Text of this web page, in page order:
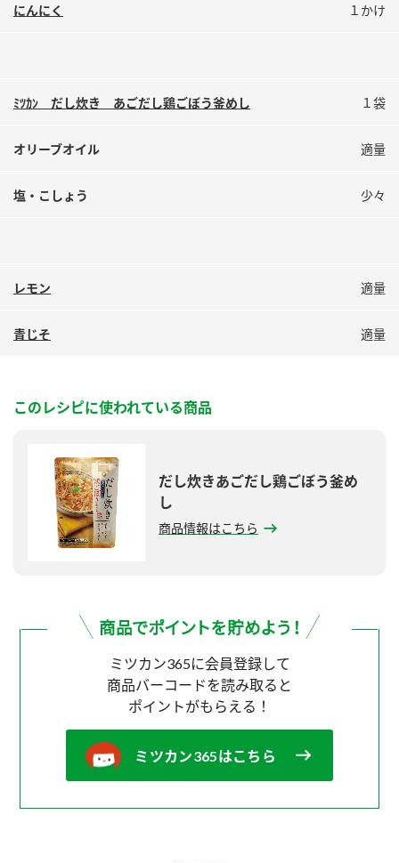
にんにく １かけ
ﾐﾂｶﾝ だし炊き あごだし鶏ごぼう釜めし １袋
オリーブオイル 適量
塩・こしょう 少々
レモン 適量
青じそ 適量
このレシピに使われている商品
だし炊きあごだし鶏ごぼう釜め
し
商品情報はこちら
ミツカン365に会員登録して
商品バーコードを読み取ると
ポイントがもらえる！
ミツカン365はこちら